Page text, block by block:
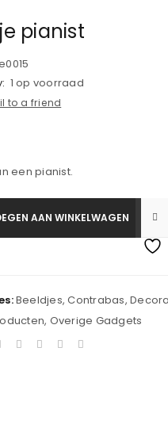
pianist
1 op voorraad
to a friend
een pianist.
AAN WINKELWAGEN
Beeldjes,Contrabas,
, Overige Gadgets